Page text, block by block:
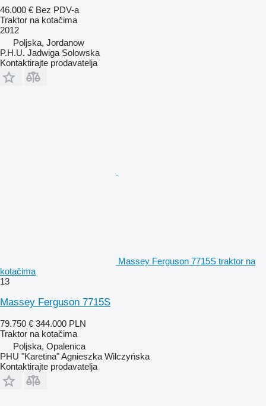
46.000 € Bez PDV-a
Traktor na kotačima
2012
Poljska, Jordanow
P.H.U. Jadwiga Solowska
Kontaktirajte prodavatelja
Massey Ferguson 7715S traktor na
kotačima
13
Massey Ferguson 7715S
79.750 € 344.000 PLN
Traktor na kotačima
Poljska, Opalenica
PHU "Karetina" Agnieszka Wilczyńska
Kontaktirajte prodavatelja